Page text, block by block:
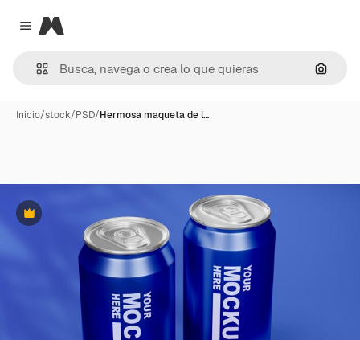
Close menu
Magnific
Inicio/stock/PSD/Hermosa maqueta de l…
Premium